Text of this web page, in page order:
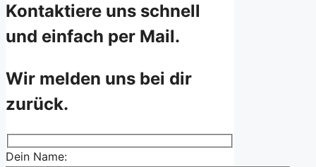
Kontaktiere uns schnell
und einfach per Mail.
Wir melden uns bei dir
zurück.
Dein Name: